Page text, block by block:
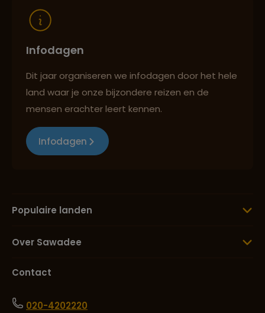
Infodagen
Dit jaar organiseren we infodagen door het hele
land waar je onze bijzondere reizen en de
mensen erachter leert kennen.
Infodagen
Populaire landen
Over Sawadee
Contact
020-4202220